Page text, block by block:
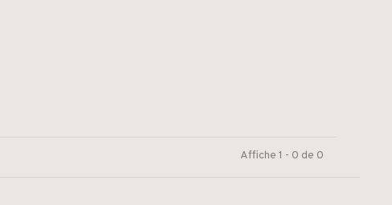
Affiche 1 - 0 de 0